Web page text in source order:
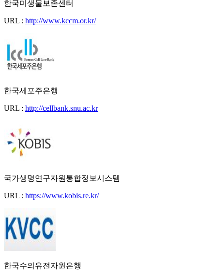
한국미생물보존센터
URL : http://www.kccm.or.kr/
한국세포주은행
URL : http://cellbank.snu.ac.kr
국가생명연구자원통합정보시스템
URL : https://www.kobis.re.kr/
한국수의유전자원은행